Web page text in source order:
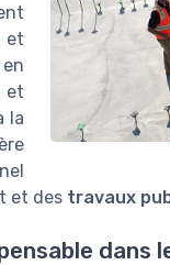
et
la
et des travaux